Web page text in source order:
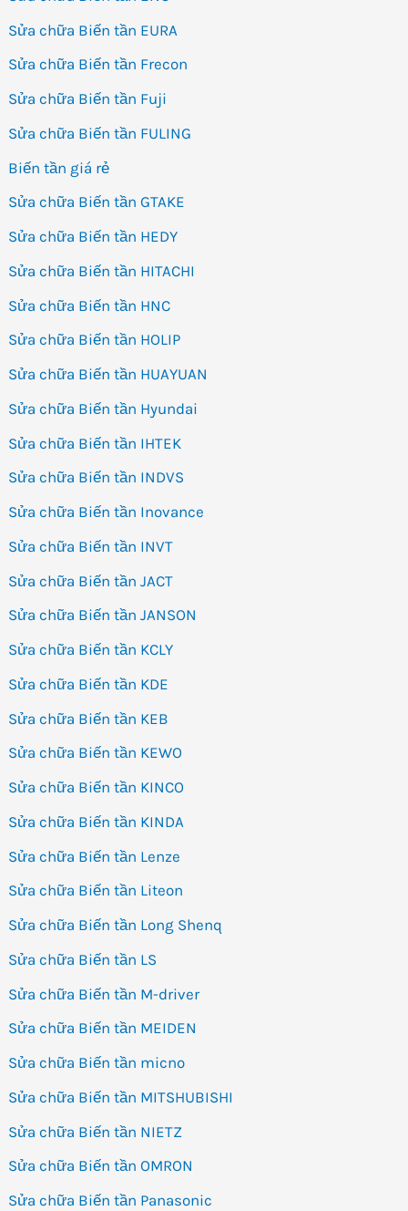
Sửa chữa Biến tần EURA
Sửa chữa Biến tần Frecon
Sửa chữa Biến tần Fuji
Sửa chữa Biến tần FULING
Biến tần giá rẻ
Sửa chữa Biến tần GTAKE
Sửa chữa Biến tần HEDY
Sửa chữa Biến tần HITACHI
Sửa chữa Biến tần HNC
Sửa chữa Biến tần HOLIP
Sửa chữa Biến tần HUAYUAN
Sửa chữa Biến tần Hyundai
Sửa chữa Biến tần IHTEK
Sửa chữa Biến tần INDVS
Sửa chữa Biến tần Inovance
Sửa chữa Biến tần INVT
Sửa chữa Biến tần JACT
Sửa chữa Biến tần JANSON
Sửa chữa Biến tần KCLY
Sửa chữa Biến tần KDE
Sửa chữa Biến tần KEB
Sửa chữa Biến tần KEWO
Sửa chữa Biến tần KINCO
Sửa chữa Biến tần KINDA
Sửa chữa Biến tần Lenze
Sửa chữa Biến tần Liteon
Sửa chữa Biến tần Long Shenq
Sửa chữa Biến tần LS
Sửa chữa Biến tần M-driver
Sửa chữa Biến tần MEIDEN
Sửa chữa Biến tần micno
Sửa chữa Biến tần MITSHUBISHI
Sửa chữa Biến tần NIETZ
Sửa chữa Biến tần OMRON
Sửa chữa Biến tần Panasonic